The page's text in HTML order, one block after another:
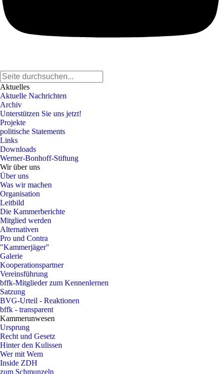
Aktuelles
Aktuelle Nachrichten
Archiv
Unterstützen Sie uns jetzt!
Projekte
politische Statements
Links
Downloads
Werner-Bonhoff-Stiftung
Wir über uns
Über uns
Was wir machen
Organisation
Leitbild
Die Kammerberichte
Mitglied werden
Alternativen
Pro und Contra
"Kammerjäger"
Galerie
Kooperationspartner
Vereinsführung
bffk-Mitglieder zum Kennenlernen
Satzung
BVG-Urteil - Reaktionen
bffk - transparent
Kammerunwesen
Ursprung
Recht und Gesetz
Hinter den Kulissen
Wer mit Wem
Inside ZDH
zum Schmunzeln